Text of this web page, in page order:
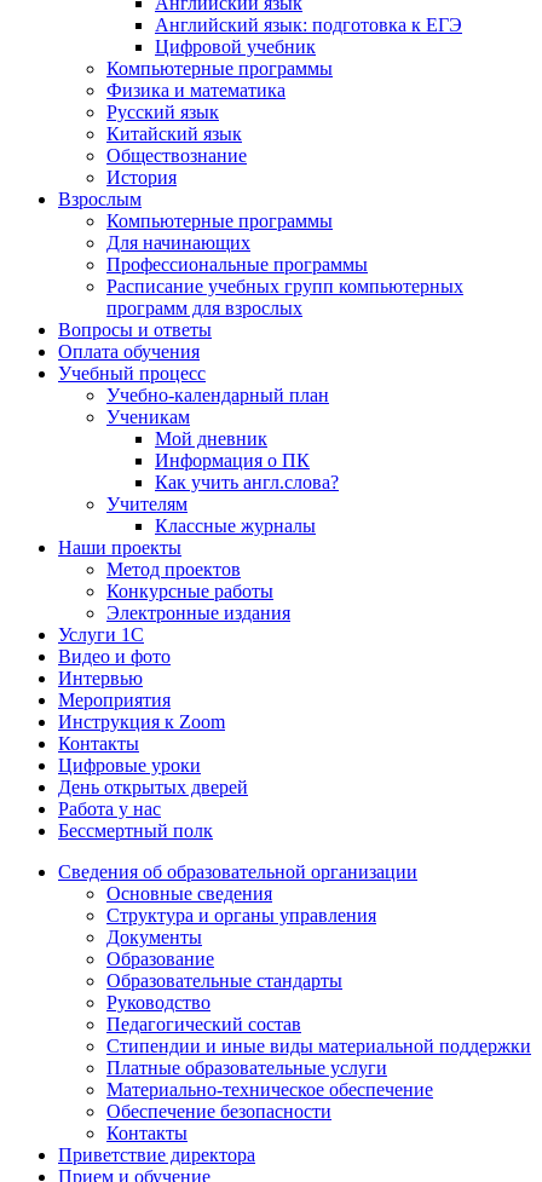
Английский язык: подготовка к ЕГЭ
Цифровой учебник
Компьютерные программы
Физика и математика
Русский язык
Китайский язык
Обществознание
История
Взрослым
Компьютерные программы
Для начинающих
Профессиональные программы
Расписание учебных групп компьютерных
программ для взрослых
Вопросы и ответы
Оплата обучения
Учебный процесс
Учебно-календарный план
Ученикам
Мой дневник
Информация о ПК
Как учить англ.слова?
Учителям
Классные журналы
Наши проекты
Метод проектов
Конкурсные работы
Электронные издания
Услуги 1C
Видео и фото
Интервью
Мероприятия
Инструкция к Zoom
Контакты
Цифровые уроки
День открытых дверей
Работа у нас
Бессмертный полк
Сведения об образовательной организации
Основные сведения
Структура и органы управления
Документы
Образование
Образовательные стандарты
Руководство
Педагогический состав
Стипендии и иные виды материальной поддержки
Платные образовательные услуги
Материально-техническое обеспечение
Обеспечение безопасности
Контакты
Приветствие директора
Прием и обучение